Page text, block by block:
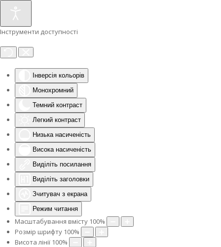
Інструменти доступності
Інверсія кольорів
Монохромний
Темний контраст
Легкий контраст
Низька насиченість
Висока насиченість
Виділіть посилання
Виділіть заголовки
Зчитувач з екрана
Режим читання
Масштабування вмісту 100%
Розмір шрифту 100%
Висота лінії 100%